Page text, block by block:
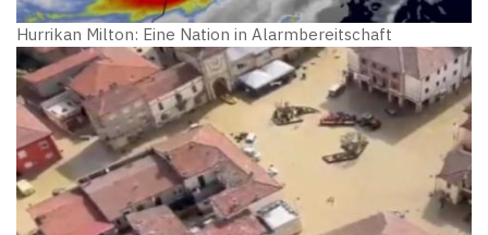
Hurrikan Milton: Eine Nation in Alarmbereitschaft